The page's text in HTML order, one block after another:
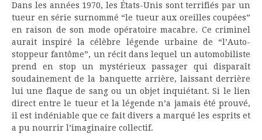
Dans les années 1970, les États-Unis sont terrifiés par un
tueur en série surnommé “le tueur aux oreilles coupées”
en raison de son mode opératoire macabre. Ce criminel
aurait inspiré la célèbre légende urbaine de “l’Auto-
stoppeur fantôme”, un récit dans lequel un automobiliste
prend en stop un mystérieux passager qui disparaît
soudainement de la banquette arrière, laissant derrière
lui une flaque de sang ou un objet inquiétant. Si le lien
direct entre le tueur et la légende n’a jamais été prouvé,
il est indéniable que ce fait divers a marqué les esprits et
a pu nourrir l’imaginaire collectif.